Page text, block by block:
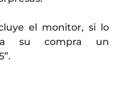
el monitor, si lo
su compra un